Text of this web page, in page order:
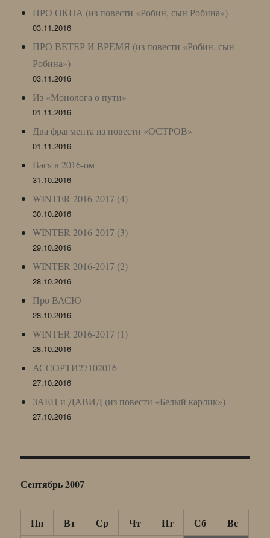
ПРО ОКНА (из повести «Робин, сын Робина»)
03.11.2016
ПРО ВЕТЕР И ВРЕМЯ (из повести «Робин, сын
Робина»)
03.11.2016
Из «Монолога о пути»
01.11.2016
Два фрагмента из повести «ОСТРОВ»
01.11.2016
Вася в 2016-ом
31.10.2016
WINTER 2016-2017 (4)
30.10.2016
WINTER 2016-2017 (3)
29.10.2016
WINTER 2016-2017 (2)
28.10.2016
Про ВАСЮ
28.10.2016
WINTER 2016-2017 (1)
28.10.2016
АССОРТИ27102016
27.10.2016
ЗАЕЦ и ДАВИД (из повести «Белый карлик»)
27.10.2016
Сентябрь 2007
Пн Вт Ср Чт Пт Сб
Вс